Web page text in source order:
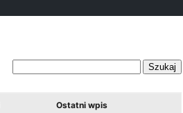
Ostatni wpis